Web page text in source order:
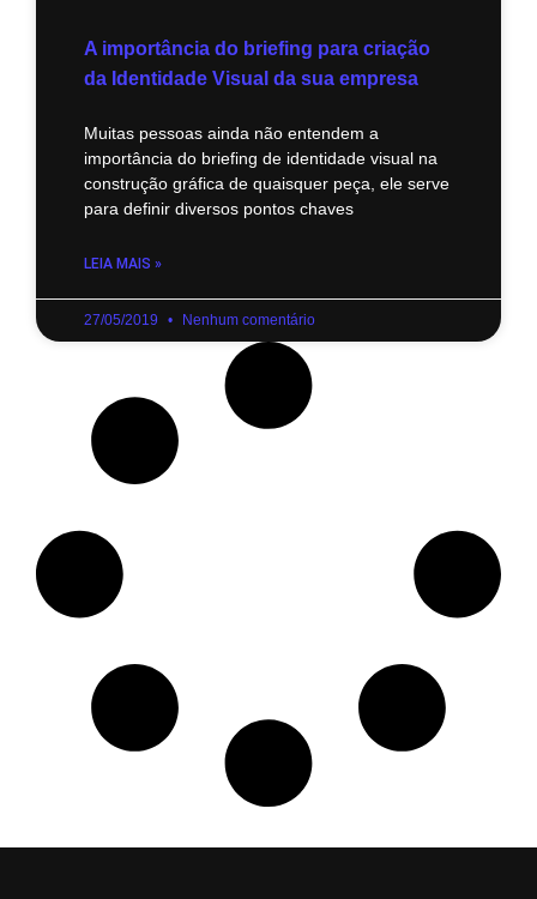
A importância do briefing para criação
da Identidade Visual da sua empresa
Muitas pessoas ainda não entendem a
importância do briefing de identidade visual na
construção gráfica de quaisquer peça, ele serve
para definir diversos pontos chaves
LEIA MAIS »
27/05/2019 Nenhum comentário